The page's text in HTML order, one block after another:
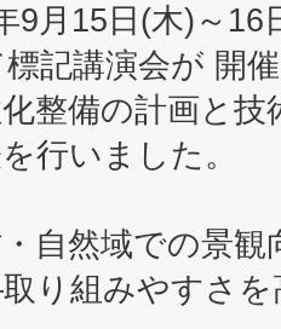
9月15日(木)～16
記講演会が 開
化整備の計画と
行いました。
・自然域での景
り組みやすさ